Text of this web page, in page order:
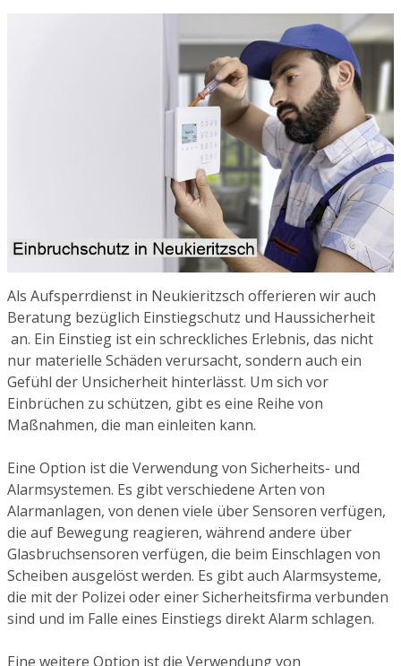
Als Aufsperrdienst in Neukieritzsch offerieren wir auch
Beratung bezüglich Einstiegschutz und Haussicherheit
an. Ein Einstieg ist ein schreckliches Erlebnis, das nicht
nur materielle Schäden verursacht, sondern auch ein
Gefühl der Unsicherheit hinterlässt. Um sich vor
Einbrüchen zu schützen, gibt es eine Reihe von
Maßnahmen, die man einleiten kann.
Eine Option ist die Verwendung von Sicherheits- und
Alarmsystemen. Es gibt verschiedene Arten von
Alarmanlagen, von denen viele über Sensoren verfügen,
die auf Bewegung reagieren, während andere über
Glasbruchsensoren verfügen, die beim Einschlagen von
Scheiben ausgelöst werden. Es gibt auch Alarmsysteme,
die mit der Polizei oder einer Sicherheitsfirma verbunden
sind und im Falle eines Einstiegs direkt Alarm schlagen.
Eine weitere Option ist die Verwendung von